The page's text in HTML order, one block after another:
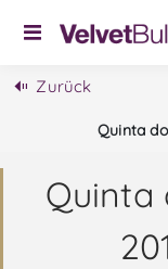
Zurück
Quinta
Quinta